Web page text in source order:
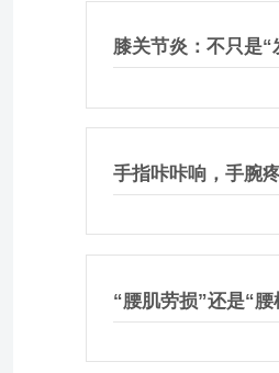
膝关节炎：不只是
手指咔咔响，手腕
“腰肌劳损”还是“